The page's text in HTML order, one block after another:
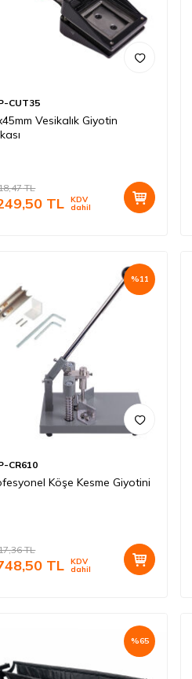
CUT35
Vesikalık Giyotin
TL
TL KDV
dahil
%11
CR610
Köşe Kesme Giyotini
TL
TL KDV
dahil
%65